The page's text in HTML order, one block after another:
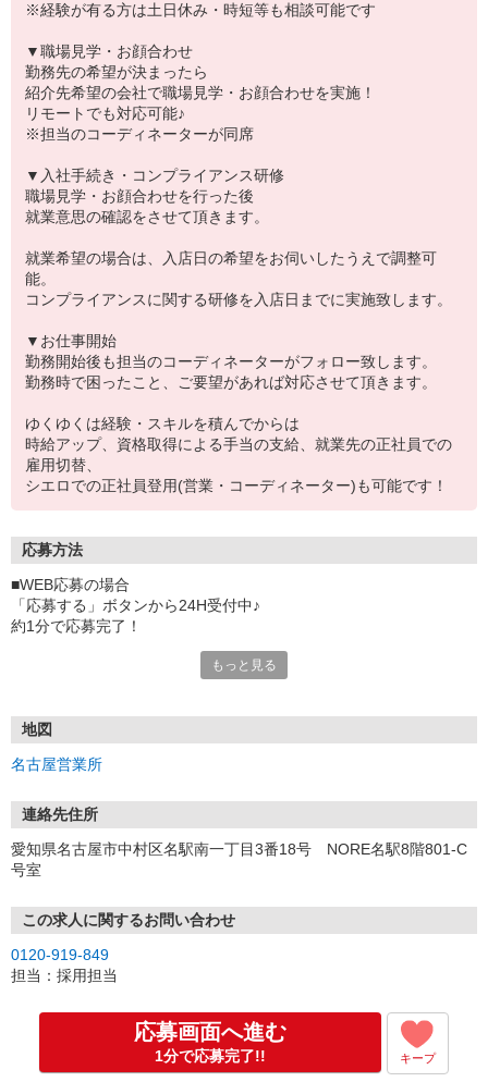
※経験が有る方は土日休み・時短等も相談可能です
▼職場見学・お顔合わせ
勤務先の希望が決まったら
紹介先希望の会社で職場見学・お顔合わせを実施！
リモートでも対応可能♪
※担当のコーディネーターが同席
▼入社手続き・コンプライアンス研修
職場見学・お顔合わせを行った後
就業意思の確認をさせて頂きます。
就業希望の場合は、入店日の希望をお伺いしたうえで調整可
能。
コンプライアンスに関する研修を入店日までに実施致します。
▼お仕事開始
勤務開始後も担当のコーディネーターがフォロー致します。
勤務時で困ったこと、ご要望があれば対応させて頂きます。
ゆくゆくは経験・スキルを積んでからは
時給アップ、資格取得による手当の支給、就業先の正社員での
雇用切替、
シエロでの正社員登用(営業・コーディネーター)も可能です！
応募方法
■WEB応募の場合
「応募する」ボタンから24H受付中♪
約1分で応募完了！
①応募から3営業日を目安に、メールorお電話でご連絡します。
★スマホでWEB面接（LINEなど）・出張面接・事務所面接と選べま
す
③面接実施（履歴書不要）
④勤務開始（スタート日は応相談）
お気軽にご応募ください♪
もっと見る
地図
名古屋営業所
連絡先住所
愛知県名古屋市中村区名駅南一丁目3番18号 NORE名駅8階801-C
号室
この求人に関するお問い合わせ
0120-919-849
担当：採用担当
応募画面へ進む
1分で応募完了!! キープ